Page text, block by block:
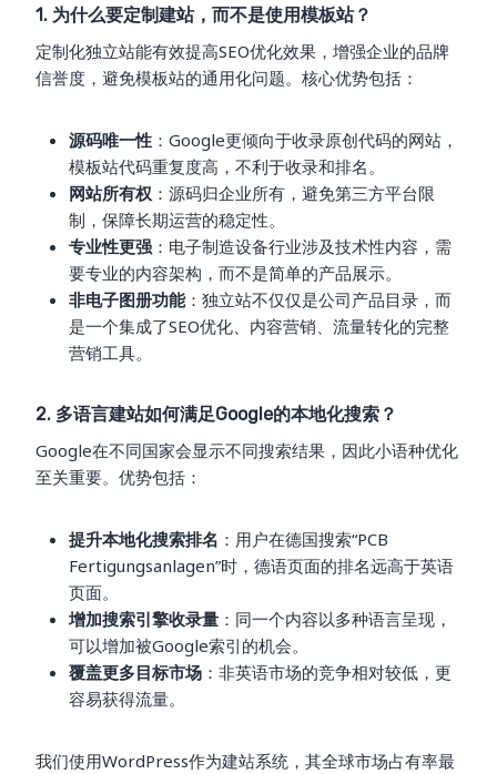
1. 为什么要定制建站，而不是使用模板站？
定制化独立站能有效提高SEO优化效果，增强企业的品牌
信誉度，避免模板站的通用化问题。核心优势包括：
源码唯一性 ：Google更倾向于收录原创代码的网站，
模板站代码重复度高，不利于收录和排名。
网站所有权 ：源码归企业所有，避免第三方平台限
制，保障长期运营的稳定性。
专业性更强 ：电子制造设备行业涉及技术性内容，需
要专业的内容架构，而不是简单的产品展示。
非电子图册功能：独立站不仅仅是公司产品目录，而
是一个集成了SEO优化、内容营销、流量转化的完整
营销工具。
2. 多语言建站如何满足Google的本地化搜索？
Google在不同国家会显示不同搜索结果，因此小语种优化
至关重要。优势包括：
提升本地化搜索排名 ：用户在德国搜索“PCB
Fertigungsanlagen”时，德语页面的排名远高于英语
页面。
增加搜索引擎收录量 ：同一个内容以多种语言呈现，
可以增加被Google索引的机会。
覆盖更多目标市场 ：非英语市场的竞争相对较低，更
容易获得流量。
我们使用WordPress作为建站系统，其全球市场占有率最